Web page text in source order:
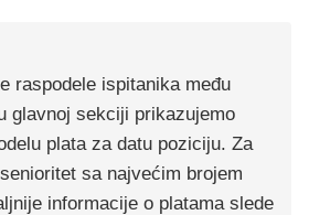
raspodele ispitanika među
glavnoj sekciji prikazujemo
plata za datu poziciju. Za
sa najvećim brojem
informacije o platama slede